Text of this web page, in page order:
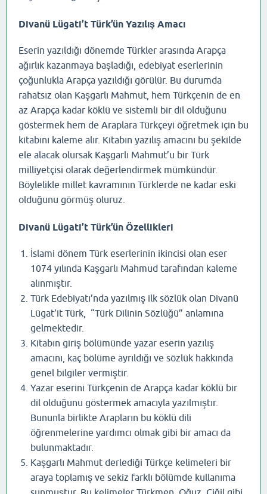
Divanü Lügati’t Türk’ün Yazılış Amacı
Eserin yazıldığı dönemde Türkler arasında Arapça
ağırlık kazanmaya başladığı, edebiyat eserlerinin
çoğunlukla Arapça yazıldığı görülür. Bu durumda
rahatsız olan Kaşgarlı Mahmut, hem Türkçenin de en
az Arapça kadar köklü ve sistemli bir dil olduğunu
göstermek hem de Araplara Türkçeyi öğretmek için bu
kitabını kaleme alır. Kitabın yazılış amacını bu şekilde
ele alacak olursak Kaşgarlı Mahmut’u bir Türk
milliyetçisi olarak değerlendirmek mümkündür.
Böylelikle millet kavramının Türklerde ne kadar eski
olduğunu görmüş oluruz.
Divanü Lügati’t Türk’ün Özellikleri
İslami dönem Türk eserlerinin ikincisi olan eser
1074 yılında Kaşgarlı Mahmud tarafından kaleme
alınmıştır.
Türk Edebiyatı’nda yazılmış ilk sözlük olan Divanü
Lügat’it Türk, “Türk Dilinin Sözlüğü” anlamına
gelmektedir.
Kitabın giriş bölümünde yazar eserin yazılış
amacını, kaç bölüme ayrıldığı ve sözlük hakkında
genel bilgiler vermiştir.
Yazar eserini Türkçenin de Arapça kadar köklü bir
dil olduğunu göstermek amacıyla yazılmıştır.
Bununla birlikte Arapların bu köklü dili
öğrenmelerine yardımcı olmak gibi bir amacı da
bulunmaktadır.
Kaşgarlı Mahmut derlediği Türkçe kelimeleri bir
araya toplamış ve sekiz farklı bölümde kullanıma